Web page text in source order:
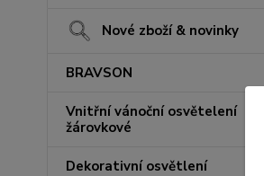
Nové zboží & novinky
BRAVSON
Vnitřní vánoční osvětelení
žárovkové
Dekorativní osvětlení